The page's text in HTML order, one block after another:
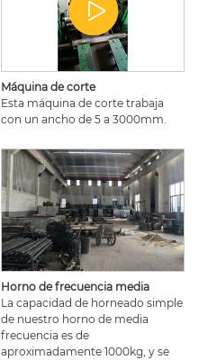
Máquina de corte
Esta máquina de corte trabaja
con un ancho de 5 a 3000mm.
Horno de frecuencia media
La capacidad de horneado simple
de nuestro horno de media
frecuencia es de
aproximadamente 1000kg, y se